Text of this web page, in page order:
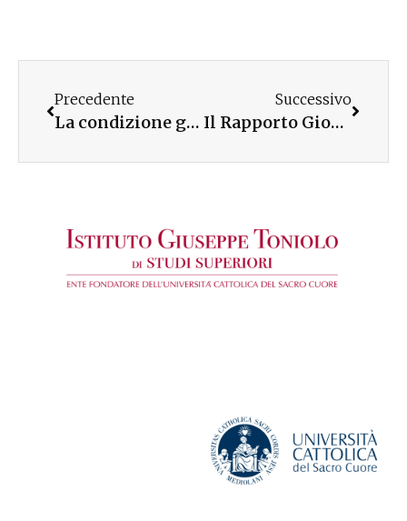
Precedente
La condizione giovanile in Italia – presentazione del Rapporto Giovani
Successivo
Il Rapporto Giovani presentato al Presidente della Repubblica